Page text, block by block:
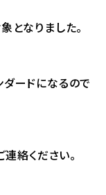
となりました。
ードになるので
絡ください。